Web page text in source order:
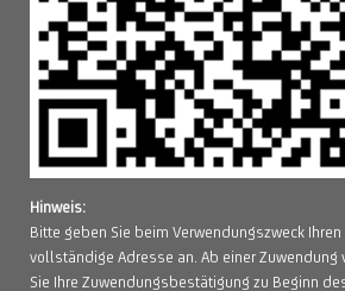
Hinweis:
Bitte geben Sie beim Verwendungszweck
vollständige Adresse an. Ab einer Zuwendung
Sie Ihre Zuwendungsbestätigung zu Beginn